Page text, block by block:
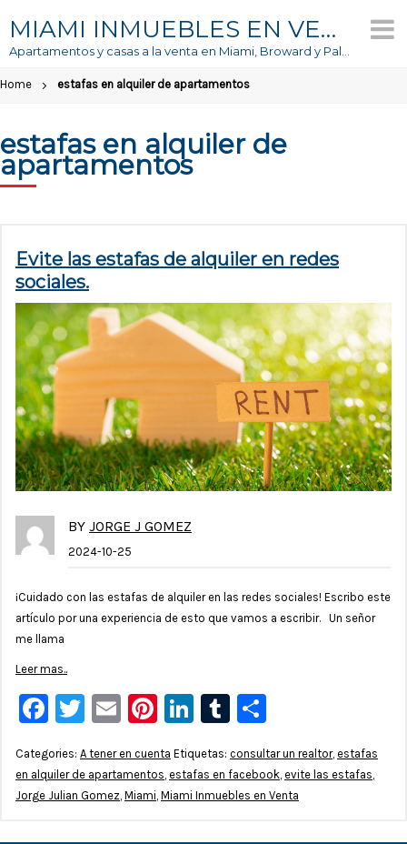
content
MIAMI INMUEBLES EN VENTA
Home estafas en alquiler de apartamentos
estafas en alquiler de
apartamentos
Evite las estafas de alquiler en redes
sociales.
BY JORGE J GOMEZ
2024-10-25
¡Cuidado con las estafas de alquiler en las redes sociales! Escribo este
artículo por una experiencia de esto que vamos a escribir. Un señor
me llama
Leer mas..
Facebook
Twitter
EmailPinterest
LinkedIn
Tumblr
Categories: A tener en cuenta Etiquetas: consultar un realtor, estafas
en alquiler de apartamentos, estafas en facebook, evite las estafas,
Jorge Julian Gomez, Miami, Miami Inmuebles en Venta